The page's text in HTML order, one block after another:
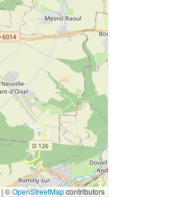
| ©OpenStreetMapcontributors